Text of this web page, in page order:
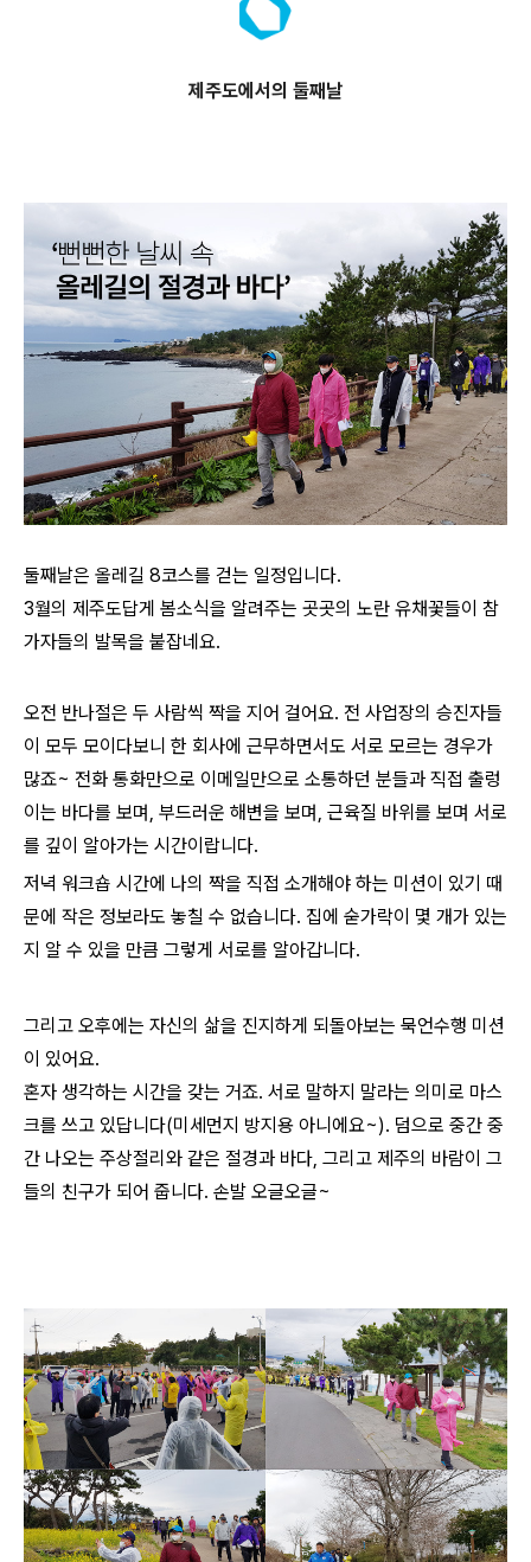
제주도에서의 둘째날
둘째날은 올레길 8코스를 걷는 일정입니다.
3월의 제주도답게 봄소식을 알려주는 곳곳의 노란 유채꽃들이 참
가자들의 발목을 붙잡네요.
오전 반나절은 두 사람씩 짝을 지어 걸어요. 전 사업장의 승진자들
이 모두 모이다보니 한 회사에 근무하면서도 서로 모르는 경우가
많죠~ 전화 통화만으로 이메일만으로 소통하던 분들과 직접 출렁
이는 바다를 보며, 부드러운 해변을 보며, 근육질 바위를 보며 서로
를 깊이 알아가는 시간이랍니다.
저녁 워크숍 시간에 나의 짝을 직접 소개해야 하는 미션이 있기 때
문에 작은 정보라도 놓칠 수 없습니다. 집에 숟가락이 몇 개가 있는
지 알 수 있을 만큼 그렇게 서로를 알아갑니다.
그리고 오후에는 자신의 삶을 진지하게 되돌아보는 묵언수행 미션
이 있어요.
혼자 생각하는 시간을 갖는 거죠. 서로 말하지 말라는 의미로 마스
크를 쓰고 있답니다(미세먼지 방지용 아니에요~). 덤으로 중간 중
간 나오는 주상절리와 같은 절경과 바다, 그리고 제주의 바람이 그
들의 친구가 되어 줍니다. 손발 오글오글~